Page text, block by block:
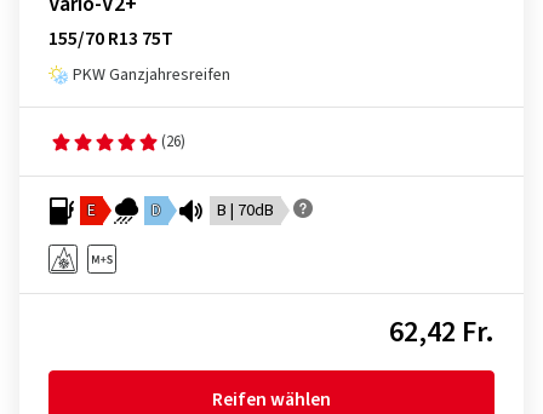
155/70 R13 75T
PKW Ganzjahresreifen
(26)
E D B | 70dB
62,42 Fr.
Reifen wählen